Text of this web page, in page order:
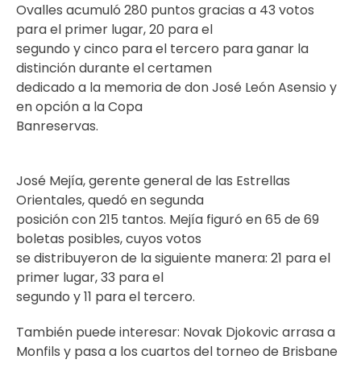
Ovalles acumuló 280 puntos gracias a 43 votos
para el primer lugar, 20 para el
segundo y cinco para el tercero para ganar la
distinción durante el certamen
dedicado a la memoria de don José León Asensio y
en opción a la Copa
Banreservas.
José Mejía, gerente general de las Estrellas
Orientales, quedó en segunda
posición con 215 tantos. Mejía figuró en 65 de 69
boletas posibles, cuyos votos
se distribuyeron de la siguiente manera: 21 para el
primer lugar, 33 para el
segundo y 11 para el tercero.
También puede interesar: Novak Djokovic arrasa a
Monfils y pasa a los cuartos del torneo de Brisbane